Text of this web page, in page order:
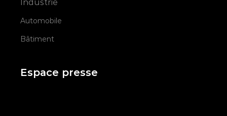
Industrie
Automobile
Bâtiment
Espace presse